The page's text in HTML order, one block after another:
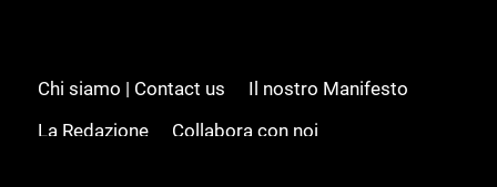
Chi siamo | Contact us
Il nostro Manifesto
La Redazione
Collabora con noi